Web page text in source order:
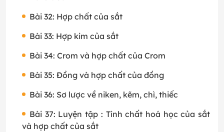
Bài 32: Hợp chất của sắt
Bài 33: Hợp kim của sắt
Bài 34: Crom và hợp chất của Crom
Bài 35: Đồng và hợp chất của đồng
Bài 36: Sơ lược về niken, kẽm, chì, thiếc
Bài 37: Luyện tập : Tính chất hoá học của sắt
và hợp chất của sắt